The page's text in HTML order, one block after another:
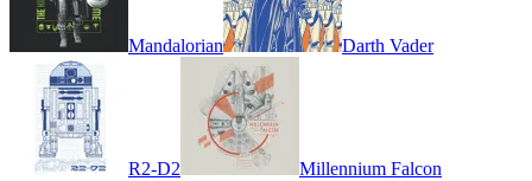
Mandalorian Darth Vader
R2-D2 Millennium Falcon